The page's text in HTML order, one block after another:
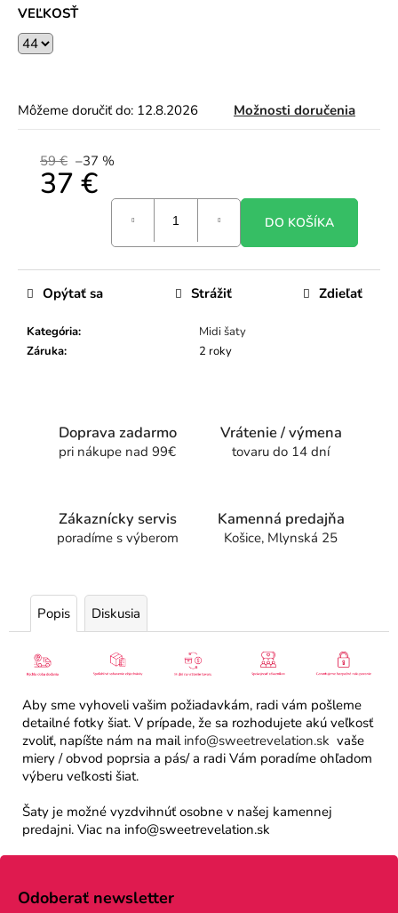
VEĽKOSŤ
Môžeme doručiť do: 12.8.2026 Možnosti doručenia
59 € –37 %
37 €
DO KOŠÍKA
Kategória:
Midi šaty
Záruka: 2 roky
Opýtať sa Strážiť Zdieľať
Doprava zadarmo
pri nákupe nad 99€
Vrátenie / výmena
tovaru do 14 dní
Zákaznícky servis
poradíme s výberom
Kamenná predajňa
Košice, Mlynská 25
Popis Diskusia
Aby sme vyhoveli vašim požiadavkám, radi vám pošleme
detailné fotky šiat. V prípade, že sa rozhodujete akú veľkosť
zvoliť, napíšte nám na mail info@sweetrevelation.sk vaše
miery / obvod poprsia a pás/ a radi Vám poradíme ohľadom
výberu veľkosti šiat.
Šaty je možné vyzdvihnúť osobne v našej kamennej
predajni. Viac na info@sweetrevelation.sk
Z
Odoberať newsletter